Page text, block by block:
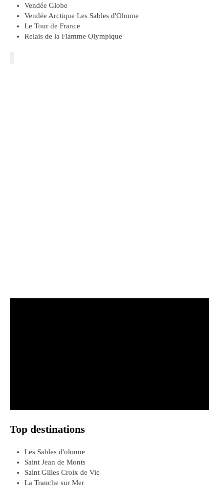
Vendée Globe
Vendée Arctique Les Sables d'Olonne
Le Tour de France
Relais de la Flamme Olympique
Top destinations
Les Sables d'olonne
Saint Jean de Monts
Saint Gilles Croix de Vie
La Tranche sur Mer